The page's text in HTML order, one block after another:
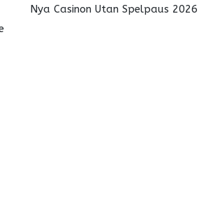
Nya Casinon Utan Spelpaus 2026